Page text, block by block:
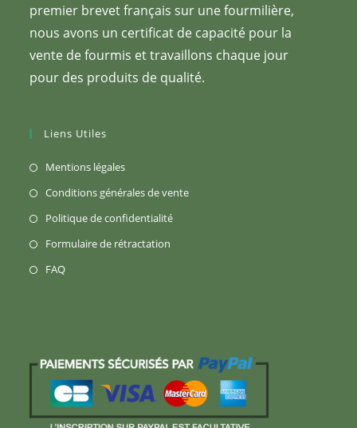
premier brevet français sur une fourmilière,
nous avons un certificat de capacité pour la
vente de fourmis et travaillons chaque jour
pour des produits de qualité.
Liens Utiles
Mentions légalesS’ouvre
nouvel
onglet
Conditions générales de venteS’ouvre
Politique de confidentialitéS’ouvre
Formulaire de rétractation
FAQS’ouvre